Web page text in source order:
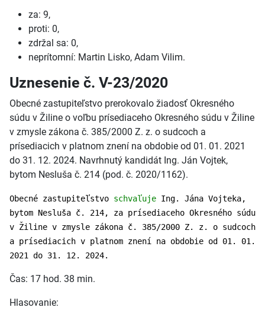
za: 9,
proti: 0,
zdržal sa: 0,
neprítomní: Martin Lisko, Adam Vilim.
Uznesenie č. V-23/2020
Obecné zastupiteľstvo prerokovalo žiadosť Okresného
súdu v Žiline o voľbu prísediaceho Okresného súdu v Žiline
v zmysle zákona č. 385/2000 Z. z. o sudcoch a
prísediacich v platnom znení na obdobie od 01. 01. 2021
do 31. 12. 2024. Navrhnutý kandidát Ing. Ján Vojtek,
bytom Nesluša č. 214 (pod. č. 2020/1162).
Obecné zastupiteľstvo schvaľuje Ing. Jána Vojteka,
bytom Nesluša č. 214, za prísediaceho Okresného súdu
v Žiline v zmysle zákona č. 385/2000 Z. z. o sudcoch
a prísediacich v platnom znení na obdobie od 01. 01.
2021 do 31. 12. 2024.
Čas: 17 hod. 38 min.
Hlasovanie: